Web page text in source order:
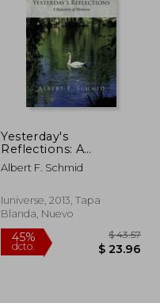
$ 39.01
$ 23.41
Yesterday's
Reflections: A
Repository of
Memories (en Inglés)
Albert F. Schmid
Iuniverse, 2013, Tapa
Blanda, Nuevo